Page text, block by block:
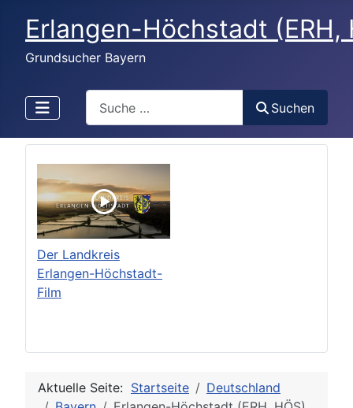
Erlangen-Höchstadt (ERH,
Grundsucher Bayern
Suchen
Der Landkreis
Erlangen-Höchstadt-
Film
Aktuelle Seite: Startseite
Deutschland